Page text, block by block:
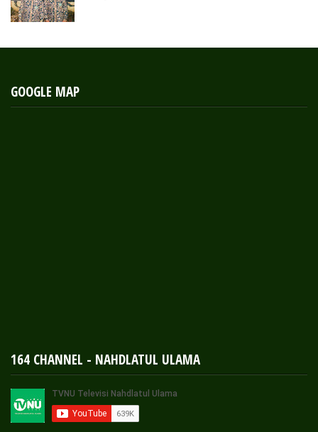
GOOGLE MAP
164 CHANNEL - NAHDLATUL ULAMA